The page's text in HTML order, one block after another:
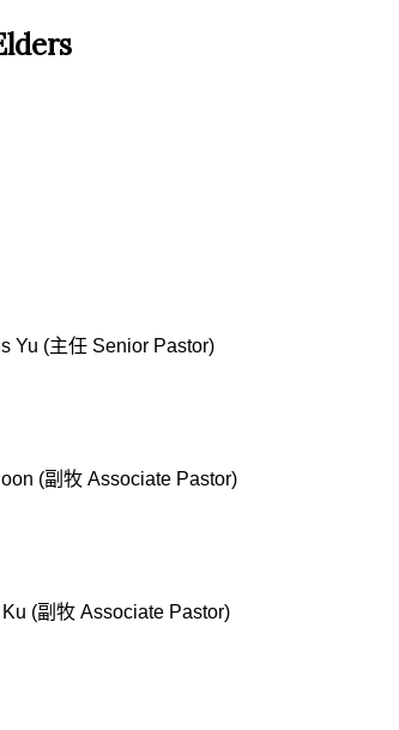
Yu (主任 Senior Pastor)
(副牧 Associate Pastor)
(副牧 Associate Pastor)